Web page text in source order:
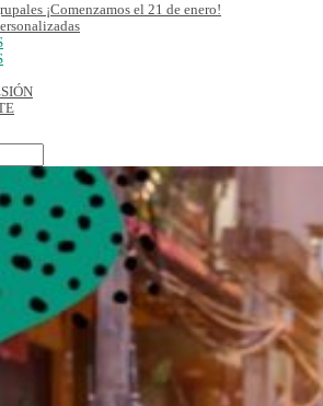
¡Comenzamos el 21 de enero!